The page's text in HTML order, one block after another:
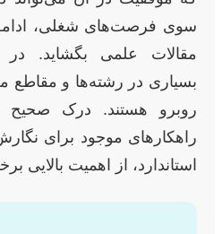
سوی فرصت‌های شغلی، ادامه
مقالات علمی بگشاید. در
بسیاری در رشته‌ها و مقاطع
روبرو هستند. درک صحیح از
راهکارهای موجود برای نگارش
استاندارد، از اهمیت بالایی